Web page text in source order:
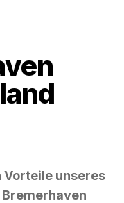
Vorteile unseres